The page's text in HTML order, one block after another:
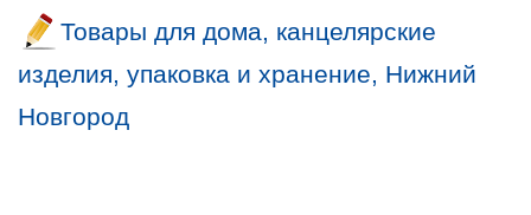
Товары для дома, канцелярские
изделия, упаковка и хранение, Нижний
Новгород